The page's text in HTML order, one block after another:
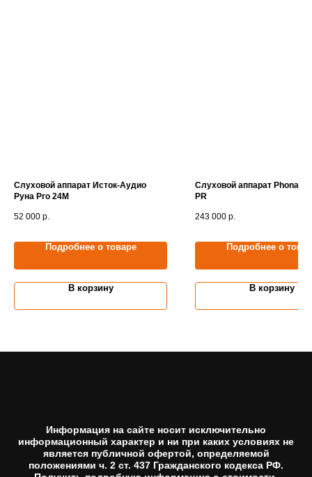
Слуховой аппарат Исток-Аудио
Руна Pro 24M
52 000 р.
Подробнее о товаре
В корзину
Слуховой аппарат Phonak
PR
243 000 р.
Подробнее о
В корзину
Информация на сайте носит исключительно
информационный характер и ни при каких условиях не
является публичной офертой, определяемой
положениями ч. 2 ст. 437 Гражданского кодекса РФ.